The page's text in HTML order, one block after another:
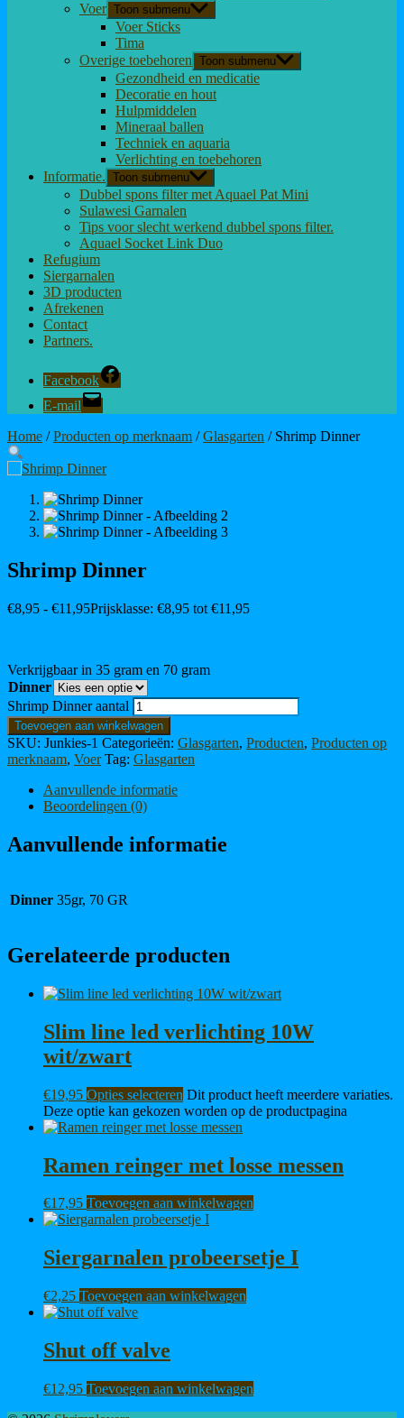
Voer Toon submenu
Voer Sticks
Tima
Overige toebehoren Toon submenu
Gezondheid en medicatie
Decoratie en hout
Hulpmiddelen
Mineraal ballen
Techniek en aquaria
Verlichting en toebehoren
Informatie. Toon submenu
Dubbel spons filter met Aquael Pat Mini
Sulawesi Garnalen
Tips voor slecht werkend dubbel spons filter.
Aquael Socket Link Duo
Refugium
Siergarnalen
3D producten
Afrekenen
Contact
Partners.
Facebook
E-mail
Home /Producten op merknaam /Glasgarten / Shrimp Dinner
Shrimp Dinner
€8,95 - €11,95Prijsklasse: €8,95 tot €11,95
Verkrijgbaar in 35 gram en 70 gram
Dinner
Shrimp Dinner aantal
Toevoegen aan winkelwagen
SKU: Junkies-1 Categorieën: Glasgarten, Producten, Producten op
merknaam, Voer Tag: Glasgarten
Aanvullende informatie
Beoordelingen (0)
Aanvullende informatie
Dinner 35gr, 70 GR
Gerelateerde producten
Slim line led verlichting 10W
wit/zwart
€19,95 Opties selecteren Dit product heeft meerdere variaties.
Deze optie kan gekozen worden op de productpagina
Ramen reinger met losse messen
€17,95 Toevoegen aan winkelwagen
Siergarnalen probeersetje I
€2,25 Toevoegen aan winkelwagen
Shut off valve
€12,95 Toevoegen aan winkelwagen